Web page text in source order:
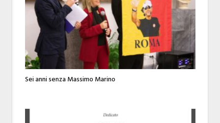
Sei anni senza Massimo Marino